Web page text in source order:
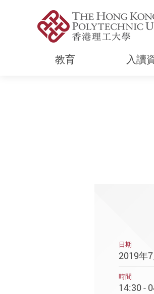
教育 入讀
日期
2019年
時間
14:30 -